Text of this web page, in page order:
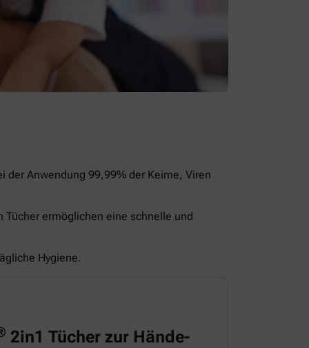
der Anwendung 99,99% der Keime, Viren
ermöglichen eine schnelle und
Hygiene.
2in1 Tücher zur Hände-